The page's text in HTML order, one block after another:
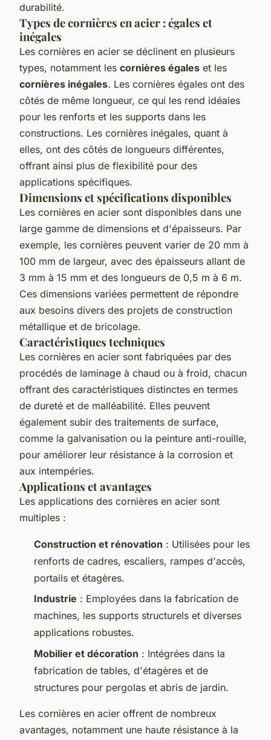
durabilité.
Types de cornières en acier : égales et
inégales
Les cornières en acier se déclinent en plusieurs
types, notamment les cornières égales et les
cornières inégales. Les cornières égales ont des
côtés de même longueur, ce qui les rend idéales
pour les renforts et les supports dans les
constructions. Les cornières inégales, quant à
elles, ont des côtés de longueurs différentes,
offrant ainsi plus de flexibilité pour des
applications spécifiques.
Dimensions et spécifications disponibles
Les cornières en acier sont disponibles dans une
large gamme de dimensions et d'épaisseurs. Par
exemple, les cornières peuvent varier de 20 mm à
100 mm de largeur, avec des épaisseurs allant de
3 mm à 15 mm et des longueurs de 0,5 m à 6 m.
Ces dimensions variées permettent de répondre
aux besoins divers des projets de construction
métallique et de bricolage.
Caractéristiques techniques
Les cornières en acier sont fabriquées par des
procédés de laminage à chaud ou à froid, chacun
offrant des caractéristiques distinctes en termes
de dureté et de malléabilité. Elles peuvent
également subir des traitements de surface,
comme la galvanisation ou la peinture anti-rouille,
pour améliorer leur résistance à la corrosion et
aux intempéries.
Applications et avantages
Les applications des cornières en acier sont
multiples :
Construction et rénovation : Utilisées pour les
renforts de cadres, escaliers, rampes d'accès,
portails et étagères.
Industrie : Employées dans la fabrication de
machines, les supports structurels et diverses
applications robustes.
Mobilier et décoration : Intégrées dans la
fabrication de tables, d'étagères et de
structures pour pergolas et abris de jardin.
Les cornières en acier offrent de nombreux
avantages, notamment une haute résistance à la